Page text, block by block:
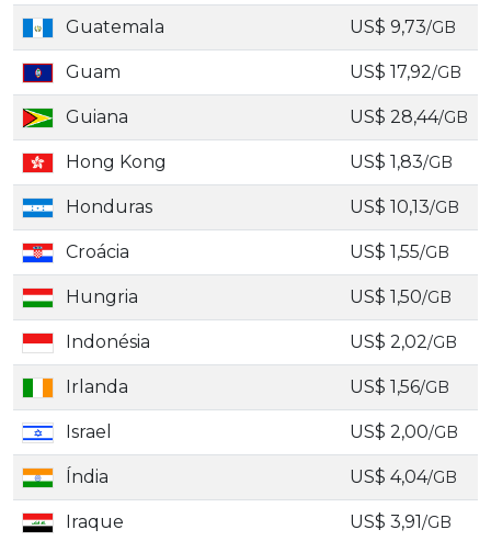
Guatemala US$ 9,73/GB
Guam US$ 17,92/GB
Guiana US$ 28,44/GB
Hong Kong US$ 1,83/GB
Honduras US$ 10,13/GB
Croácia US$ 1,55/GB
Hungria US$ 1,50/GB
Indonésia US$ 2,02/GB
Irlanda US$ 1,56/GB
Israel US$ 2,00/GB
Índia US$ 4,04/GB
Iraque US$ 3,91/GB